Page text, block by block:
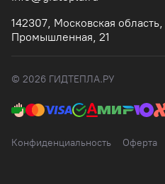
142307, Московская
Промышленная, 21
© 2026 ГИДТЕПЛА.РУ
Конфиденциальность Оферта